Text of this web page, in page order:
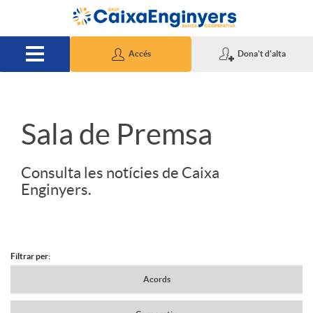
Salta al contingut principal
Accés Dona't d'alta
S
d
Sala de Premsa
Consulta les notícies de Caixa
Enginyers.
N
Filtrar per:
Acords